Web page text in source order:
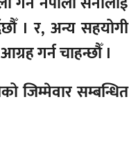
। र, अन्य सहयोगी
गर्न चाहन्छौँ ।
जिम्मेवार सम्बन्धित